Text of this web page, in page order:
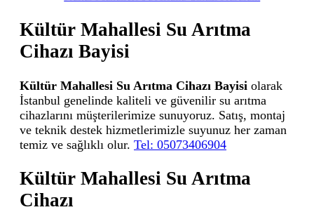
Kültür Mahallesi Su Arıtma
Cihazı Bayisi
Kültür Mahallesi Su Arıtma Cihazı Bayisi olarak
İstanbul genelinde kaliteli ve güvenilir su arıtma
cihazlarını müşterilerimize sunuyoruz. Satış, montaj
ve teknik destek hizmetlerimizle suyunuz her zaman
temiz ve sağlıklı olur. Tel: 05073406904
Kültür Mahallesi Su Arıtma
Cihazı